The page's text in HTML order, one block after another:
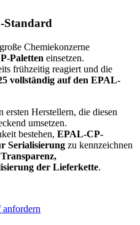
Standard
Chemiekonzerne
Paletten einsetzen.
frühzeitig reagiert und die
vollständig auf den EPAL-
ersten Herstellern, die diesen
umsetzen.
bestehen, EPAL-CP-
Serialisierung zu kennzeichnen
Transparenz,
der Lieferkette.